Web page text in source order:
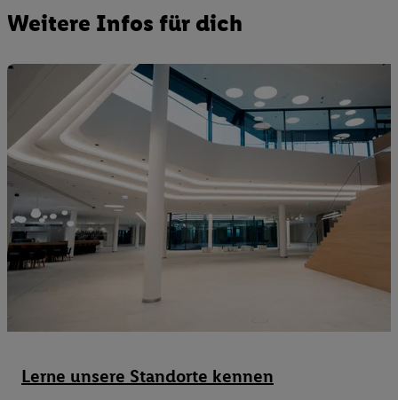
Weitere Infos für dich
Lerne unsere Standorte kennen